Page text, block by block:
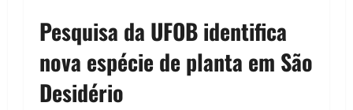
Pesquisa da UFOB identifica
nova espécie de planta em São
Desidério